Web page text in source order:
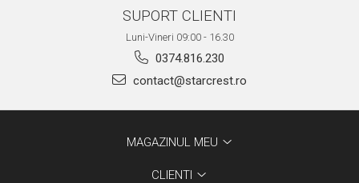
SUPORT CLIENTI
Luni-Vineri 09:00 - 16.30
0374.816.230
contact@starcrest.ro
MAGAZINUL MEU
CLIENTI